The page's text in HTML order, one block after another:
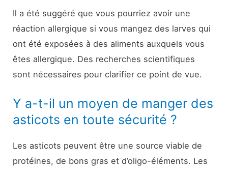
Il a été suggéré que vous pourriez avoir une
réaction allergique si vous mangez des larves qui
ont été exposées à des aliments auxquels vous
êtes allergique. Des recherches scientifiques
sont nécessaires pour clarifier ce point de vue.
Y a-t-il un moyen de manger des
asticots en toute sécurité ?
Les asticots peuvent être une source viable de
protéines, de bons gras et d’oligo-éléments. Les